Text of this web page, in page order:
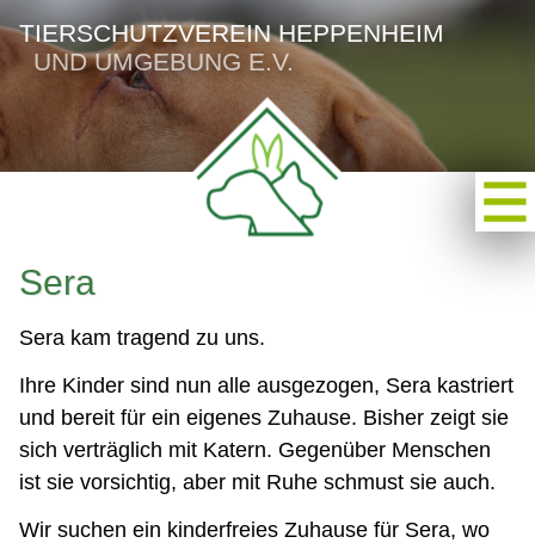
TIERSCHUTZVEREIN HEPPENHEIM
UND UMGEBUNG E.V.
Sera
Sera kam tragend zu uns.
Ihre Kinder sind nun alle ausgezogen, Sera kastriert
und bereit für ein eigenes Zuhause. Bisher zeigt sie
sich verträglich mit Katern. Gegenüber Menschen
ist sie vorsichtig, aber mit Ruhe schmust sie auch.
Wir suchen ein kinderfreies Zuhause für Sera, wo